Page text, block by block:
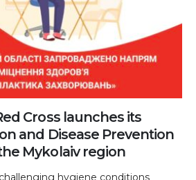
Cross launches its
and Disease Prevention
Mykolaiv region
hygiene conditions